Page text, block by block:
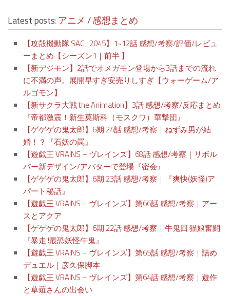
Latest posts: アニメ /感想まとめ
【攻殻機動隊 SAC_2045】1~12話 感想/考察/評価/レビュ
ーまとめ【シーズン1｜前半 】
【新デジモン】2話でオメガモン登場から3話までの流れ
に不満の声。展開早すぎ安売りしすぎ【ウォーゲーム/ア
ルゴモン】
【新サクラ大戦 the Animation】3話 感想/考察/反応まとめ
『帝都激震！新生莫斯科（モスクワ）華撃団』
【ゲゲゲの鬼太郎】6期 24話 感想/考察｜ねずみ男が結
婚！？『石妖の罠』
【遊戯王 VRAINS – ヴレインズ】68話 感想/考察｜リボル
バー新デザイン/アバターで登場『密会』
【ゲゲゲの鬼太郎】6期 23話 感想/考察｜『爽快(妖怪)ア
パート秘話』
【遊戯王 VRAINS – ヴレインズ】第66話 感想/考察｜アー
スとアクア
【ゲゲゲの鬼太郎】6期 22話 感想/考察｜牛鬼回 猫娘奮闘
『暴走!!最恐妖怪牛鬼』
【遊戯王 VRAINS – ヴレインズ】第65話 感想/考察｜詰め
デュエル｜彦久保脚本
【遊戯王 VRAINS – ヴレインズ】第64話 感想/考察｜遊作
と草薙さんの出会い